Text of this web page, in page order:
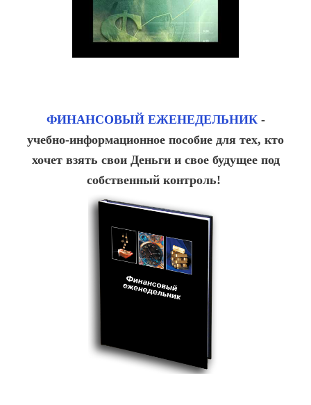
ФИНАНСОВЫЙ ЕЖЕНЕДЕЛЬНИК-
учебно-информационное пособие для тех, кто
хочет взять свои Деньги и свое будущее под
собственный контроль!